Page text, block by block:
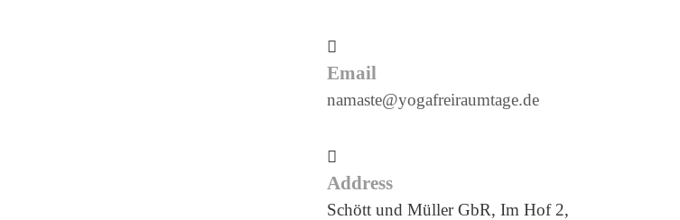
Email
namaste@yogafreiraumtage.de
Address
Schött und Müller GbR, Im Hof 2,